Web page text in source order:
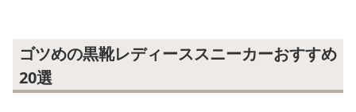
ゴツめの黒靴レディーススニーカーおすすめ
20選